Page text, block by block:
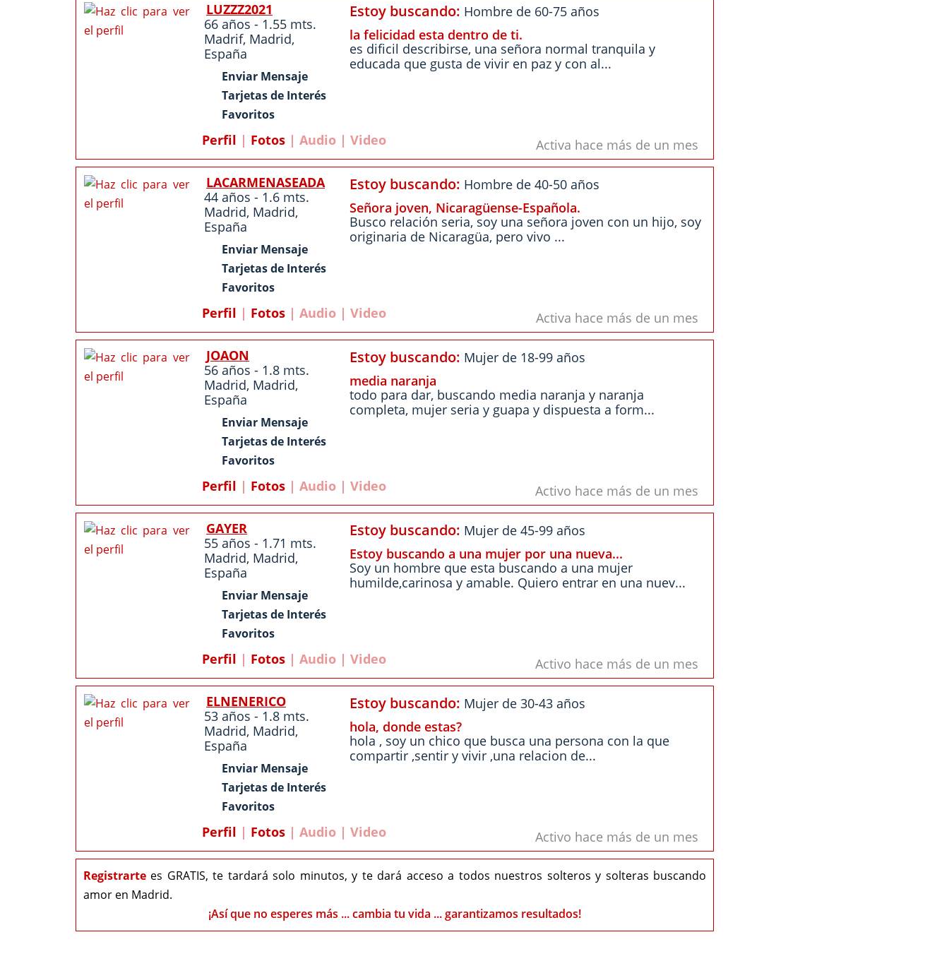
LUZZZ2021
66 años - 1.55 mts.
Madrif, Madrid,
España
Enviar Mensaje
Tarjetas de Interés
Favoritos
Estoy buscando: Hombre de 60-75 años
la felicidad esta dentro de ti.
es dificil describirse, una señora normal tranquila y
educada que gusta de vivir en paz y con al...
Perfil | Fotos | Audio | Video Activa hace más de un mes
LACARMENASEADA
44 años - 1.6 mts.
Madrid, Madrid,
España
Enviar Mensaje
Tarjetas de Interés
Favoritos
Estoy buscando: Hombre de 40-50 años
Señora joven, Nicaragüense-Española.
Busco relación seria, soy una señora joven con un hijo, soy
originaria de Nicaragüa, pero vivo ...
Perfil | Fotos | Audio | Video Activa hace más de un mes
JOAON
56 años - 1.8 mts.
Madrid, Madrid,
España
Enviar Mensaje
Tarjetas de Interés
Favoritos
Estoy buscando: Mujer de 18-99 años
media naranja
todo para dar, buscando media naranja y naranja
completa, mujer seria y guapa y dispuesta a form...
Perfil | Fotos | Audio | Video Activo hace más de un mes
GAYER
55 años - 1.71 mts.
Madrid, Madrid,
España
Enviar Mensaje
Tarjetas de Interés
Favoritos
Estoy buscando: Mujer de 45-99 años
Estoy buscando a una mujer por una nueva...
Soy un hombre que esta buscando a una mujer
humilde,carinosa y amable. Quiero entrar en una nuev...
Perfil | Fotos | Audio | Video Activo hace más de un mes
ELNENERICO
53 años - 1.8 mts.
Madrid, Madrid,
España
Enviar Mensaje
Tarjetas de Interés
Favoritos
Estoy buscando: Mujer de 30-43 años
hola, donde estas?
hola , soy un chico que busca una persona con la que
compartir ,sentir y vivir ,una relacion de...
Perfil | Fotos | Audio | Video Activo hace más de un mes
Registrarte es GRATIS, te tardará solo minutos, y te dará acceso a todos nuestros solteros y solteras buscando
amor en Madrid.
¡Así que no esperes más ... cambia tu vida ... garantizamos resultados!